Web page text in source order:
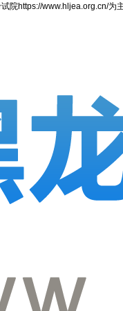
院https://www.hljea.org.cn/为